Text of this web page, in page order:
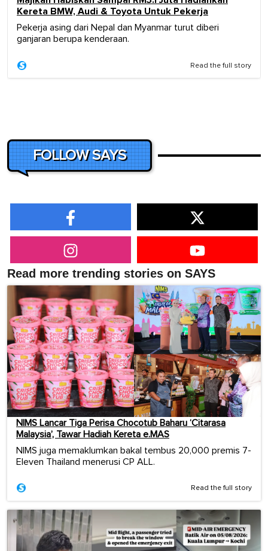
Kereta BMW, Audi & Toyota Untuk Pekerja
Pekerja asing dari Nepal dan Myanmar turut diberi
ganjaran berupa kenderaan.
Read the full story
FOLLOW SAYS
Read more trending stories on SAYS
NIMS Lancar Tiga Perisa Chocotub Baharu ‘Citarasa
Malaysia’, Tawar Hadiah Kereta e.MAS
NIMS juga memaklumkan bakal tembus 20,000 premis 7-
Eleven Thailand menerusi CP ALL.
Read the full story